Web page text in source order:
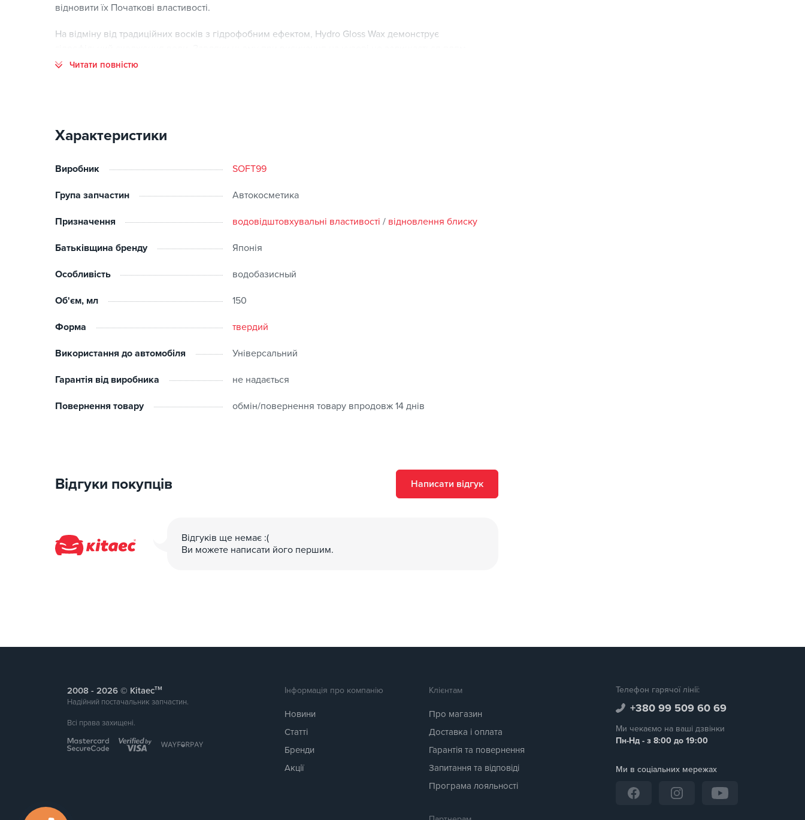
відновити їх Початкові властивості.
На відміну від традиційних восків з гідрофобним ефектом, Hydro Gloss Wax демонструє
характерних для покриттів із гідрофобними властивостями. Він допомагає м'яко відлущувати
Читати повністю
Характеристики
Виробник SOFT99
Група запчастин Автокосметика
Призначення водовідштовхувальні властивості / відновлення блиску
Батьківщина бренду Японія
Особливість водобазисный
Об'єм, мл 150
Форма твердий
Використання до автомобіля Універсальний
Гарантія від виробника не надається
Повернення товару обмін/повернення товару впродовж 14 днів
Відгуки покупців Написати відгук
Відгуків ще немає :(
Ви можете написати його першим.
Інформація про компанію
Новини
Статті
Бренди
Акції
Клієнтам
Про магазин
Доставка і оплата
Гарантія та повернення
Запитання та відповіді
Програма лояльності
Телефон гарячої лінії:
+380 99 509 60 69
Ми чекаємо на ваші дзвінки
Пн-Нд - з 8:00 до 19:00
Ми в соціальних мережах
2008 - © Kitaecтм
Надійний постачальник запчастин.
Всі права захищені.